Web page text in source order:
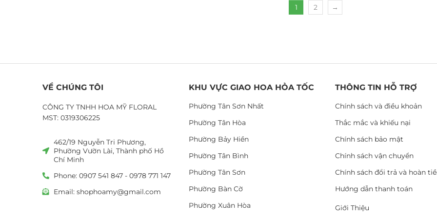
1 2 →
VỀ CHÚNG TÔI
CÔNG TY TNHH HOA MỸ FLORAL
MST: 0319306225
462/19 Nguyễn Tri Phương,
Phường Vườn Lài, Thành phố Hồ
Chí Minh
Phone: 0907 541 847 - 0978 771 147
Email: shophoamy@gmail.com
KHU VỰC GIAO HOA HỎA TỐC
Phường Tân Sơn Nhất
Phường Tân Hòa
Phường Bảy Hiền
Phường Tân Bình
Phường Tân Sơn
Phường Bàn Cờ
Phường Xuân Hòa
THÔNG TIN HỖ TRỢ
Chính sách và điều khoản
Thắc mắc và khiếu nại
Chính sách bảo mật
Chính sách vận chuyển
Chính sách đổi trả và hoàn
Hướng dẫn thanh toán
Giới Thiệu